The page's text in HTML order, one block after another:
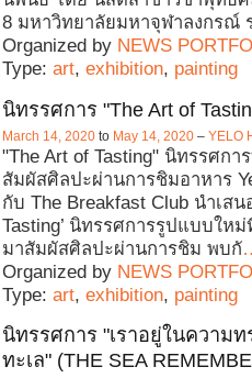
8 มหาวิทยาลัยมหาจุฬาลงกรณ์
Organized by NEWS
Type: art, exhibition, painting
นิทรรศการ "The Art of
March 14, 2020 to May 14, 2020 – YELO
"The Art of Tasting" นิทรรศก
สัมผัสศิลปะผ่านการชิมอาหาร
กับ The Breakfast Club นำเสน
Tasting’ นิทรรศการรูปแบบให
มาสัมผัสศิลปะผ่านการชิม พบกั
Organized by NEWS
Type: art, exhibition, painting
นิทรรศการ "เราอยู่ในความท
ทะเล" (THE SEA